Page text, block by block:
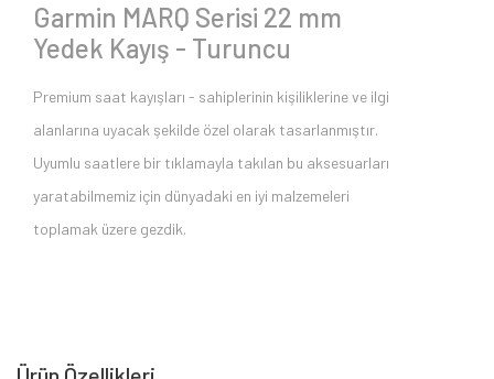
Garmin MARQ Serisi 22 mm
Yedek Kayış - Turuncu
Premium saat kayışları - sahiplerinin kişiliklerine ve ilgi
alanlarına uyacak şekilde özel olarak tasarlanmıştır.
Uyumlu saatlere bir tıklamayla takılan bu aksesuarları
yaratabilmemiz için dünyadaki en iyi malzemeleri
toplamak üzere gezdik.